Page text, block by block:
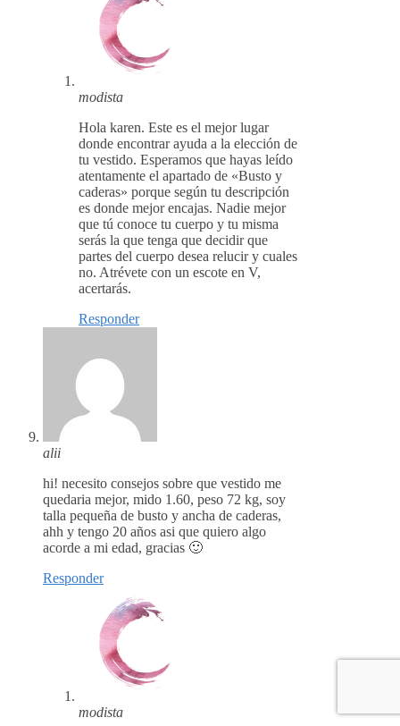
modista
Hola karen. Este es el mejor lugar
donde encontrar ayuda a la elección de
tu vestido. Esperamos que hayas leído
atentamente el apartado de «Busto y
caderas» porque según tu descripción
es donde mejor encajas. Nadie mejor
que tú conoce tu cuerpo y tu misma
serás la que tenga que decidir que
partes del cuerpo desea relucir y cuales
no. Atrévete con un escote en V,
acertarás.
Responder
alii
hi! necesito consejos sobre que vestido me
quedaria mejor, mido 1.60, peso 72 kg, soy
talla pequeña de busto y ancha de caderas,
ahh y tengo 20 años asi que quiero algo
acorde a mi edad, gracias 🙂
Responder
modista